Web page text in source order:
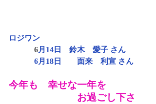
ロジワン
6月14日    鈴木　愛子 さん
             6月18日　　面来　利宣 さん
今年も　幸せな一年を
お過ごし下さ